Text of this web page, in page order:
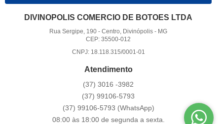
DIVINOPOLIS COMERCIO DE BOTOES LTDA
Rua Sergipe, 190 -Centro, Divinópolis - MG
CEP: 35500-012
CNPJ: 18.118.315/0001-01
Atendimento
(37) 3016 -3982
(37) 99106-5793
(37) 99106-5793 (WhatsApp)
08:00 às 18:00 de segunda a sexta.